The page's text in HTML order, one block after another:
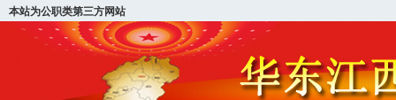
本站为公职类第三方网站